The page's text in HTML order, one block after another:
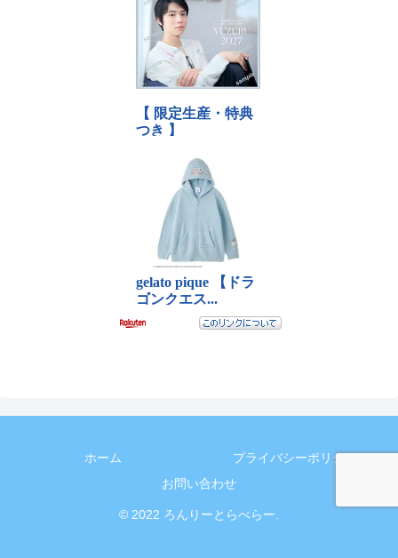
ホーム
プライバシーポリシー
お問い合わせ
© 2022 ろんりーとらべらー.